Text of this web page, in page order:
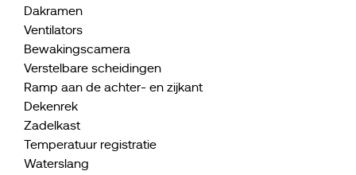
Dakramen
Ventilators
Bewakingscamera
Verstelbare scheidingen
Ramp aan de achter- en zijkant
Dekenrek
Zadelkast
Temperatuur registratie
Waterslang